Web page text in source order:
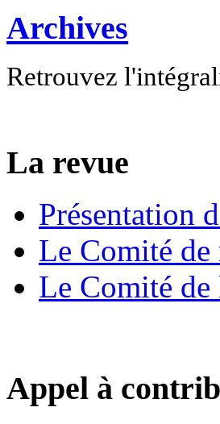
Archives
Retrouvez
La revue
Présentation
Le Comité de
Le Comité de
Appel à